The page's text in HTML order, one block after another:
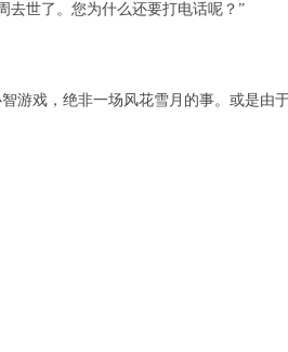
去世了。您为什么还要打电话呢？”
游戏，绝非一场风花雪月的事。或是由